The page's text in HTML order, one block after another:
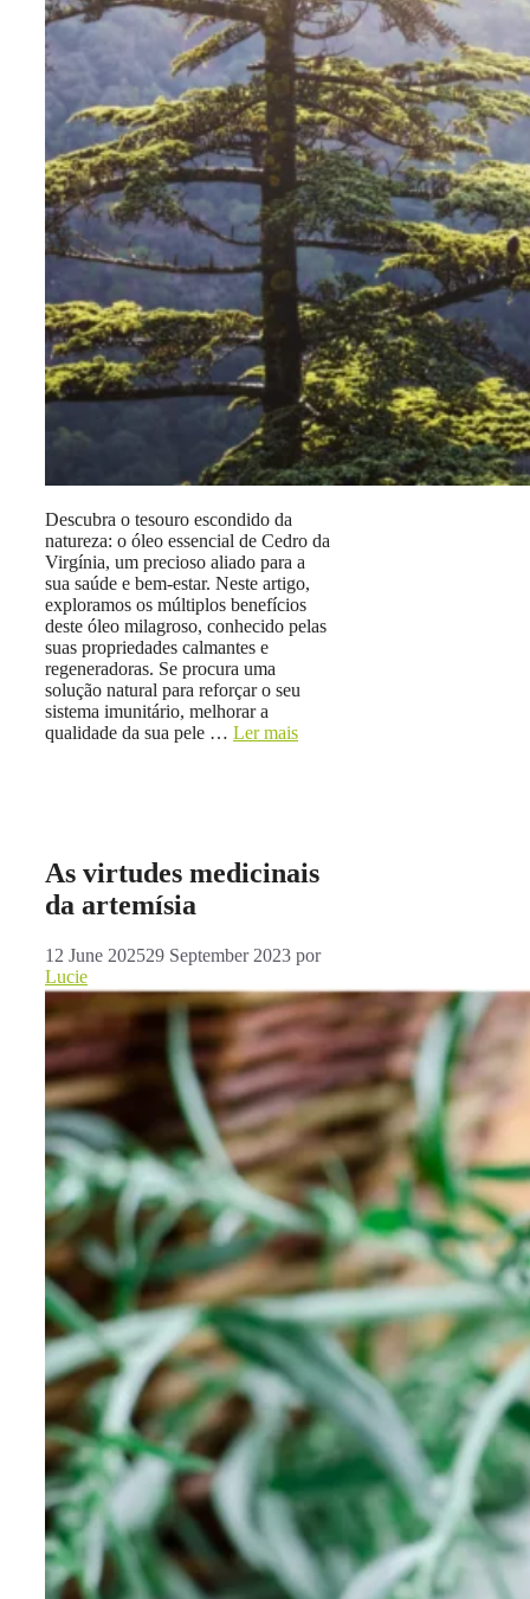
Descubra o tesouro escondido da
natureza: o óleo essencial de Cedro da
Virgínia, um precioso aliado para a
sua saúde e bem-estar. Neste artigo,
exploramos os múltiplos benefícios
deste óleo milagroso, conhecido pelas
suas propriedades calmantes e
regeneradoras. Se procura uma
solução natural para reforçar o seu
sistema imunitário, melhorar a
qualidade da sua pele … Ler mais
As virtudes medicinais
da artemísia
12 June 202529 September 2023 por
Lucie